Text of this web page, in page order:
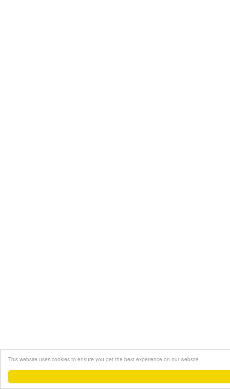
This website uses cookies to ensure you get the best experience on our website.